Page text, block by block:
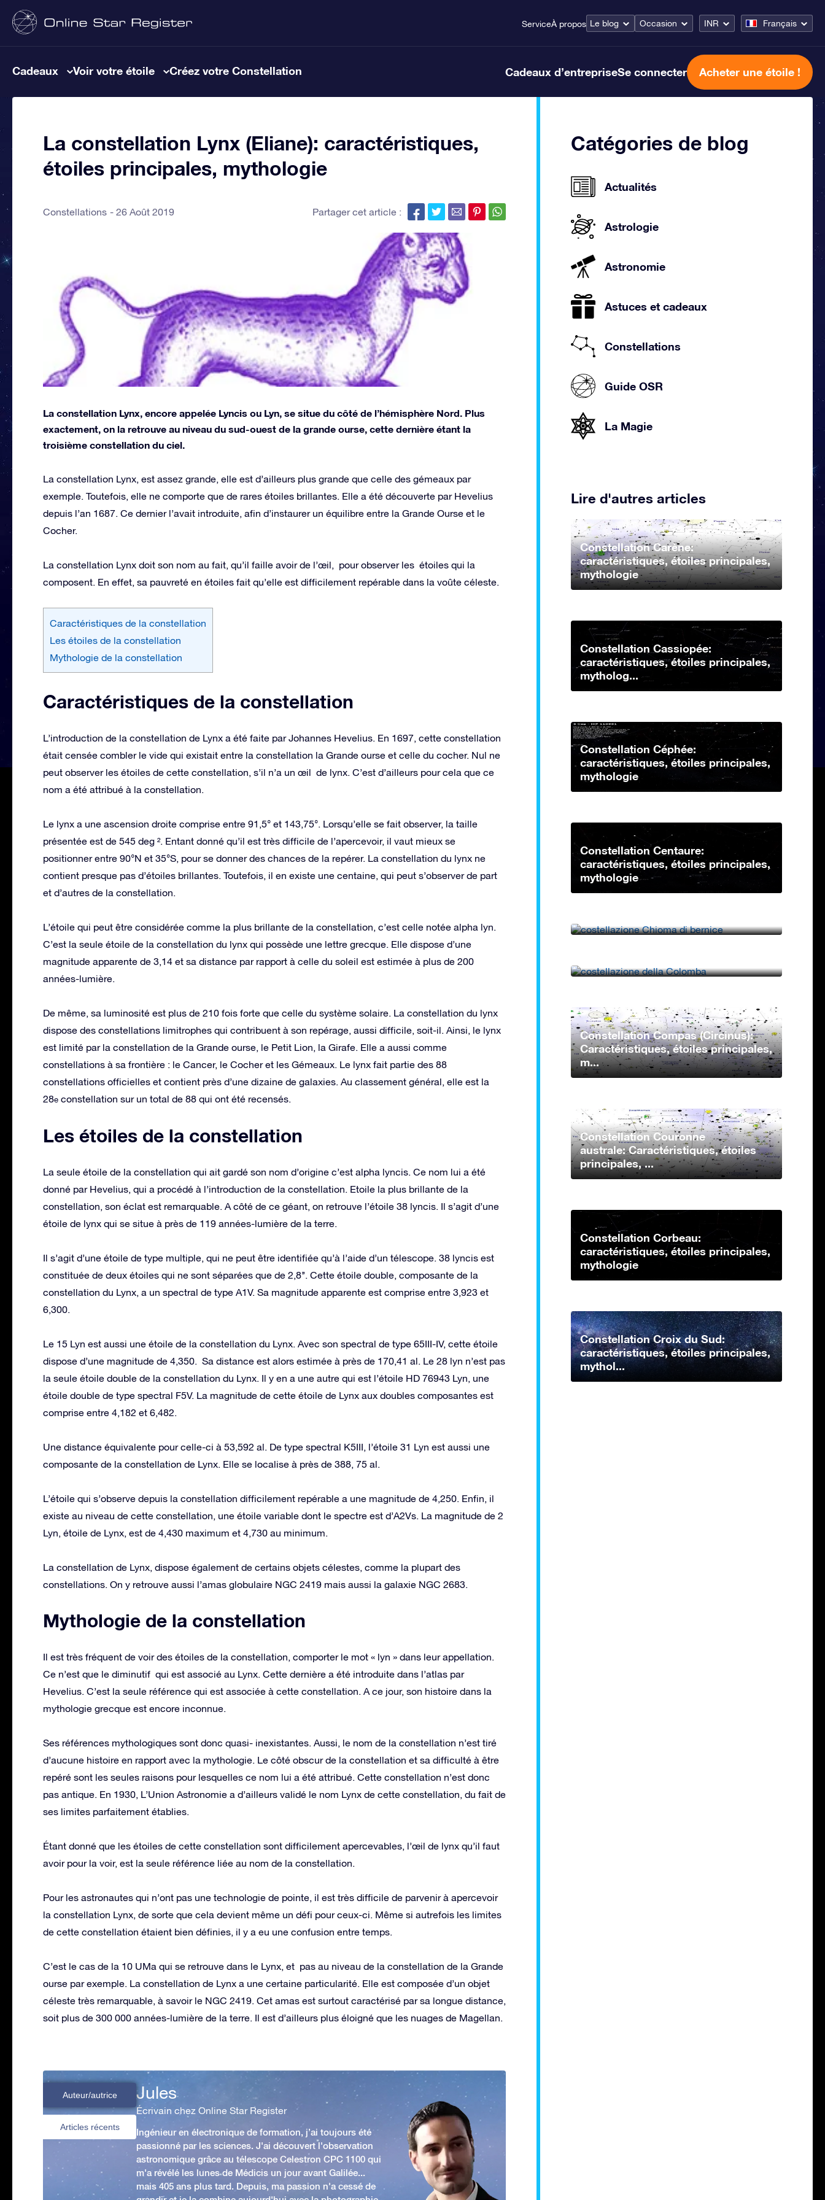
ServiceÀ propos Le blog Occasion INR Français
Cadeaux Voir votre étoile Créez votre Constellation Cadeaux d’entrepriseSe connecter Acheter une étoile !
La constellation Lynx (Eliane): caractéristiques,
étoiles principales, mythologie
Constellations 26 Août 2019 Partager cet article :
La constellation Lynx, encore appelée Lyncis ou Lyn, se situe du côté de l’hémisphère Nord. Plus
exactement, on la retrouve au niveau du sud-ouest de la grande ourse, cette dernière étant la
troisième constellation du ciel.
La constellation Lynx, est assez grande, elle est d’ailleurs plus grande que celle des gémeaux par
exemple. Toutefois, elle ne comporte que de rares étoiles brillantes. Elle a été découverte par Hevelius
depuis l’an 1687. Ce dernier l’avait introduite, afin d’instaurer un équilibre entre la Grande Ourse et le
Cocher.
La constellation Lynx doit son nom au fait, qu’il faille avoir de l’œil, pour observer les étoiles qui la
composent. En effet, sa pauvreté en étoiles fait qu’elle est difficilement repérable dans la voûte céleste.
Caractéristiques de la constellation
Les étoiles de la constellation
Mythologie de la constellation
Caractéristiques de la constellation
L’introduction de la constellation de Lynx a été faite par Johannes Hevelius. En 1697, cette constellation
était censée combler le vide qui existait entre la constellation la Grande ourse et celle du cocher. Nul ne
peut observer les étoiles de cette constellation, s’il n’a un œil de lynx. C’est d’ailleurs pour cela que ce
nom a été attribué à la constellation.
Le lynx a une ascension droite comprise entre 91,5° et 143,75°. Lorsqu’elle se fait observer, la taille
présentée est de 545 deg ². Entant donné qu’il est très difficile de l’apercevoir, il vaut mieux se
positionner entre 90°N et 35°S, pour se donner des chances de la repérer. La constellation du lynx ne
contient presque pas d’étoiles brillantes. Toutefois, il en existe une centaine, qui peut s’observer de part
et d’autres de la constellation.
L’étoile qui peut être considérée comme la plus brillante de la constellation, c’est celle notée alpha lyn.
C’est la seule étoile de la constellation du lynx qui possède une lettre grecque. Elle dispose d’une
magnitude apparente de 3,14 et sa distance par rapport à celle du soleil est estimée à plus de 200
années-lumière.
De même, sa luminosité est plus de 210 fois forte que celle du système solaire. La constellation du lynx
dispose des constellations limitrophes qui contribuent à son repérage, aussi difficile, soit-il. Ainsi, le lynx
est limité par la constellation de la Grande ourse, le Petit Lion, la Girafe. Elle a aussi comme
constellations à sa frontière : le Cancer, le Cocher et les Gémeaux. Le lynx fait partie des 88
constellations officielles et contient près d’une dizaine de galaxies. Au classement général, elle est la
28e constellation sur un total de 88 qui ont été recensés.
Les étoiles de la constellation
La seule étoile de la constellation qui ait gardé son nom d’origine c’est alpha lyncis. Ce nom lui a été
donné par Hevelius, qui a procédé à l’introduction de la constellation. Etoile la plus brillante de la
constellation, son éclat est remarquable. A côté de ce géant, on retrouve l’étoile 38 lyncis. Il s’agit d’une
étoile de lynx qui se situe à près de 119 années-lumière de la terre.
Il s’agit d’une étoile de type multiple, qui ne peut être identifiée qu’à l’aide d’un télescope. 38 lyncis est
constituée de deux étoiles qui ne sont séparées que de 2,8’’. Cette étoile double, composante de la
constellation du Lynx, a un spectral de type A1V. Sa magnitude apparente est comprise entre 3,923 et
6,300.
Le 15 Lyn est aussi une étoile de la constellation du Lynx. Avec son spectral de type 65III-IV, cette étoile
dispose d’une magnitude de 4,350. Sa distance est alors estimée à près de 170,41 al. Le 28 lyn n’est pas
la seule étoile double de la constellation du Lynx. Il y en a une autre qui est l’étoile HD 76943 Lyn, une
étoile double de type spectral F5V. La magnitude de cette étoile de Lynx aux doubles composantes est
comprise entre 4,182 et 6,482.
Une distance équivalente pour celle-ci à 53,592 al. De type spectral K5III, l’étoile 31 Lyn est aussi une
composante de la constellation de Lynx. Elle se localise à près de 388, 75 al.
L’étoile qui s’observe depuis la constellation difficilement repérable a une magnitude de 4,250. Enfin, il
existe au niveau de cette constellation, une étoile variable dont le spectre est d’A2Vs. La magnitude de 2
Lyn, étoile de Lynx, est de 4,430 maximum et 4,730 au minimum.
La constellation de Lynx, dispose également de certains objets célestes, comme la plupart des
constellations. On y retrouve aussi l’amas globulaire NGC 2419 mais aussi la galaxie NGC 2683.
Mythologie de la constellation
Il est très fréquent de voir des étoiles de la constellation, comporter le mot « lyn » dans leur appellation.
Ce n’est que le diminutif qui est associé au Lynx. Cette dernière a été introduite dans l’atlas par
Hevelius. C’est la seule référence qui est associée à cette constellation. A ce jour, son histoire dans la
mythologie grecque est encore inconnue.
Ses références mythologiques sont donc quasi- inexistantes. Aussi, le nom de la constellation n’est tiré
d’aucune histoire en rapport avec la mythologie. Le côté obscur de la constellation et sa difficulté à être
repéré sont les seules raisons pour lesquelles ce nom lui a été attribué. Cette constellation n’est donc
pas antique. En 1930, L’Union Astronomie a d’ailleurs validé le nom Lynx de cette constellation, du fait de
ses limites parfaitement établies.
Étant donné que les étoiles de cette constellation sont difficilement apercevables, l’œil de lynx qu’il faut
avoir pour la voir, est la seule référence liée au nom de la constellation.
Pour les astronautes qui n’ont pas une technologie de pointe, il est très difficile de parvenir à apercevoir
la constellation Lynx, de sorte que cela devient même un défi pour ceux-ci. Même si autrefois les limites
de cette constellation étaient bien définies, il y a eu une confusion entre temps.
C’est le cas de la 10 UMa qui se retrouve dans le Lynx, et pas au niveau de la constellation de la Grande
ourse par exemple. La constellation de Lynx a une certaine particularité. Elle est composée d’un objet
céleste très remarquable, à savoir le NGC 2419. Cet amas est surtout caractérisé par sa longue distance,
soit plus de 300 000 années-lumière de la terre. Il est d’ailleurs plus éloigné que les nuages de Magellan.
Auteur/autrice
Articles récents
Jules
Écrivain chez Online Star Register
Ingénieur en électronique de formation, j’ai toujours été
passionné par les sciences. J'ai découvert l'observation
astronomique grâce au télescope Celestron CPC 1100 qui
m'a révélé les lunes de Médicis un jour avant Galilée...
mais 405 ans plus tard. Depuis, ma passion n'a cessé de
Catégories de blog
Actualités
Astrologie
Astronomie
Astuces et cadeaux
Constellations
Guide OSR
La Magie
Lire d'autres articles
Constellation Carène:
caractéristiques, étoiles principales,
mythologie
Constellation Cassiopée:
caractéristiques, étoiles principales,
mytholog...
Constellation Céphée:
caractéristiques, étoiles principales,
mythologie
Constellation Centaure:
caractéristiques, étoiles principales,
mythologie
Constellation Chevelure de
Constellation Columba:
Constellation Compas (Circinus):
Caractéristiques, étoiles principales,
m...
Constellation Couronne
australe: Caractéristiques, étoiles
principales, ...
Constellation Corbeau:
caractéristiques, étoiles principales,
mythologie
Constellation Croix du Sud:
caractéristiques, étoiles principales,
mythol...